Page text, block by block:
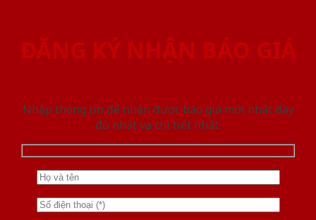
ĐĂNG KÝ NHẬN BÁO GIÁ
Nhập thông tin để nhận được báo giá mới nhât đầy
đủ nhất và chi tiết nhất.